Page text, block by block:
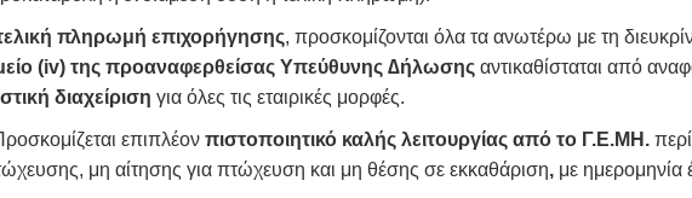
πληρωμή επιχορήγησης, προσκομίζονται όλα τα ανωτέρω με τη
(iv) της προαναφερθείσας Υπεύθυνης ∆ήλωσης αντικαθίσταται από
διαχείριση για όλες τις εταιρικές μορφές.
επιπλέον πιστοποιητικό καλής λειτουργίας από το Γ.Ε.ΜΗ.
μη αίτησης για πτώχευση και μη θέσης σε εκκαθάριση, με ημερομηνία